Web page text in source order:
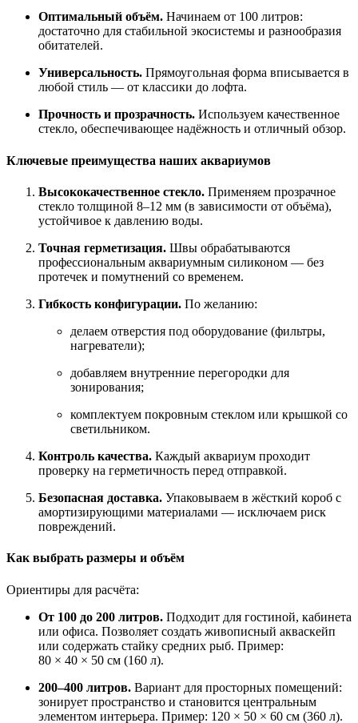
Оптимальный объём. Начинаем от 100 литров:
достаточно для стабильной экосистемы и разнообразия
обитателей.
Универсальность. Прямоугольная форма вписывается в
любой стиль — от классики до лофта.
Прочность и прозрачность. Используем качественное
стекло, обеспечивающее надёжность и отличный обзор.
Ключевые преимущества наших аквариумов
Высококачественное стекло. Применяем прозрачное
стекло толщиной 8–12 мм (в зависимости от объёма),
устойчивое к давлению воды.
Точная герметизация. Швы обрабатываются
профессиональным аквариумным силиконом — без
протечек и помутнений со временем.
Гибкость конфигурации. По желанию:
делаем отверстия под оборудование (фильтры,
нагреватели);
добавляем внутренние перегородки для
зонирования;
комплектуем покровным стеклом или крышкой со
светильником.
Контроль качества. Каждый аквариум проходит
проверку на герметичность перед отправкой.
Безопасная доставка. Упаковываем в жёсткий короб с
амортизирующими материалами — исключаем риск
повреждений.
Как выбрать размеры и объём
Ориентиры для расчёта:
От 100 до 200 литров. Подходит для гостиной, кабинета
или офиса. Позволяет создать живописный акваскейп
или содержать стайку средних рыб. Пример:
80 × 40 × 50 см (160 л).
200–400 литров. Вариант для просторных помещений:
зонирует пространство и становится центральным
элементом интерьера. Пример: 120 × 50 × 60 см (360 л).